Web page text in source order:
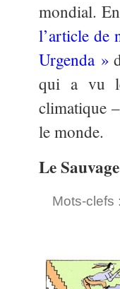
mondial.
l’article de
Urgenda »
qui a vu
climatique
le monde.
Le Sauvage
Mots-clefs :